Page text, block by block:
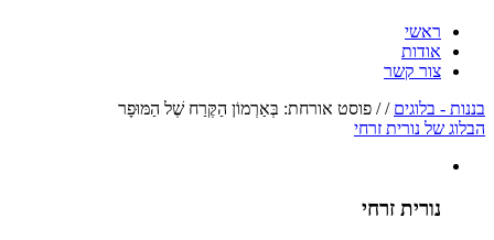
ראשי
אודות
צור קשר
בננות - בלוגים /
/ פוסט אורחת: בְּאַרְמוֹן הַקֶּרַח שֶׁל הַמּוּפָר
הבלוג של נורית זרחי
נורית זרחי